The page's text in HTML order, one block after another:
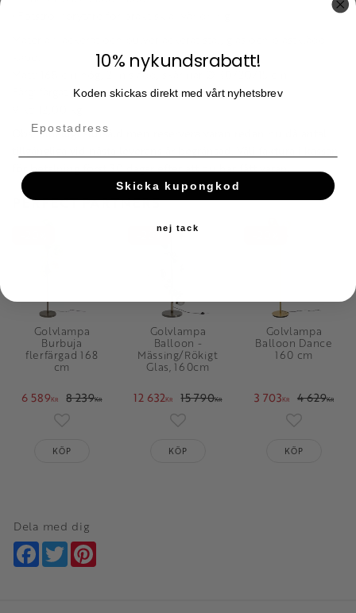
Mått: 168 cm hög, 2 m sladd, skärmar Ø 30/20/15 cm
Färg: färgat glas
Obs, tillfälligt slutsåld men reservera varan redan nu då antal
för betalning först 30 dagar efter att du har fått varan.
PERFECT PARTNERS
Golvlampa
Burbuja
flerfärgad 168
cm
6 589KR 8 239KR
KÖP
Golvlampa
Balloon -
Mässing/Rökigt
Glas, 160cm
12 632KR 15 790KR
KÖP
Golvlampa
Balloon Dance
160 cm
3 703KR 4 629KR
KÖP
Dela med dig
Facebook
Twitter
10% nykundsrabatt!
Koden skickas direkt med vårt nyhetsbrev
Skicka kupongkod
nej tack